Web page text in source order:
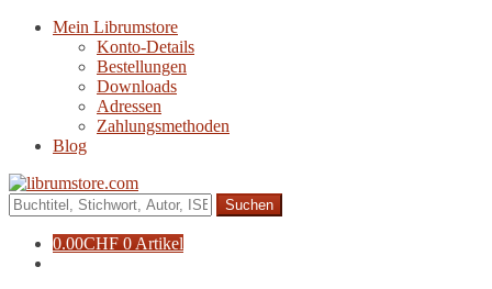
Navigation
Zum
Mein Librumstore
Konto-Details
Bestellungen
Downloads
Adressen
Zahlungsmethoden
Blog
Suche
nach:
0.00CHF 0 Artikel